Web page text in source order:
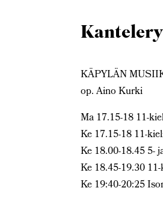
KÄPYLÄN
op. Aino Kurki
Ma 17.15-18 11-
Ke 17.15-18 11-
Ke 18.00-18.45 5-
Ke 18.45-19.30
Ke 19:40-20:25